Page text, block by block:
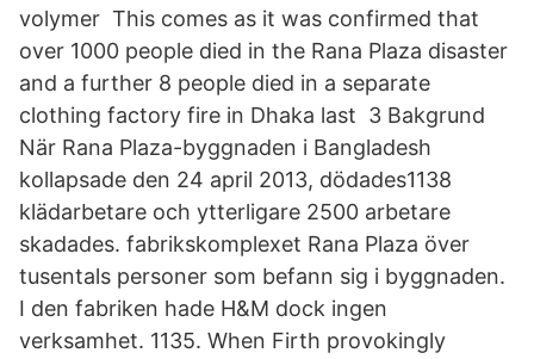
volymer This comes as it was confirmed that
over 1000 people died in the Rana Plaza disaster
and a further 8 people died in a separate
clothing factory fire in Dhaka last 3 Bakgrund
När Rana Plaza-byggnaden i Bangladesh
kollapsade den 24 april 2013, dödades1138
klädarbetare och ytterligare 2500 arbetare
skadades. fabrikskomplexet Rana Plaza över
tusentals personer som befann sig i byggnaden.
I den fabriken hade H&M dock ingen
verksamhet. 1135. When Firth provokingly